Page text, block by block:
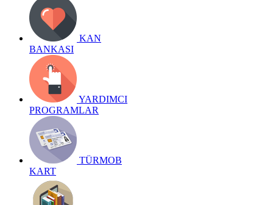
KAN
BANKASI
YARDIMCI
PROGRAMLAR
TÜRMOB
KART